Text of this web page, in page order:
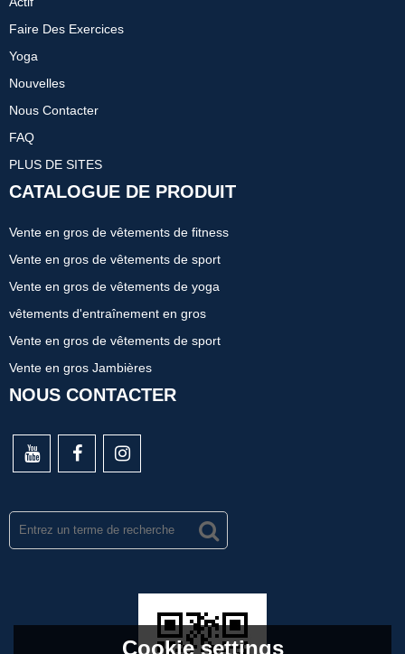
Faire Des Exercices
Yoga
Nouvelles
Nous Contacter
FAQ
PLUS DE SITES
CATALOGUE DE PRODUIT
Vente en gros de vêtements de fitness
Vente en gros de vêtements de sport
Vente en gros de vêtements de yoga
vêtements d'entraînement en gros
Vente en gros de vêtements de sport
Vente en gros Jambières
NOUS CONTACTER
Cookie settings